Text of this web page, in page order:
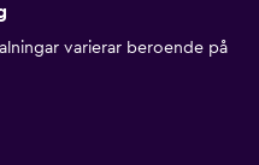
varierar beroende på